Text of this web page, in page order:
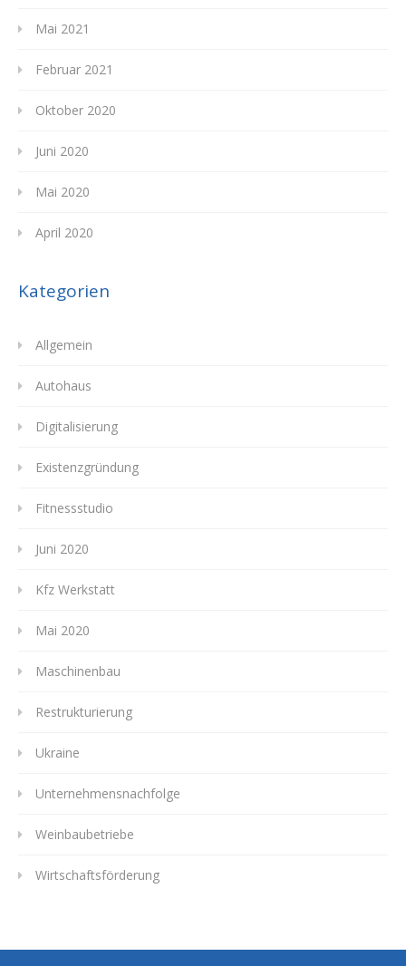
Mai 2021
Februar 2021
Oktober 2020
Juni 2020
Mai 2020
April 2020
Kategorien
Allgemein
Autohaus
Digitalisierung
Existenzgründung
Fitnessstudio
Juni 2020
Kfz Werkstatt
Mai 2020
Maschinenbau
Restrukturierung
Ukraine
Unternehmensnachfolge
Weinbaubetriebe
Wirtschaftsförderung